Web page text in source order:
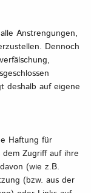
Anstrengungen,
Dennoch
deshalb auf eigene
Haftung für
Zugriff auf ihre
(wie z.B.
(bzw. aus der